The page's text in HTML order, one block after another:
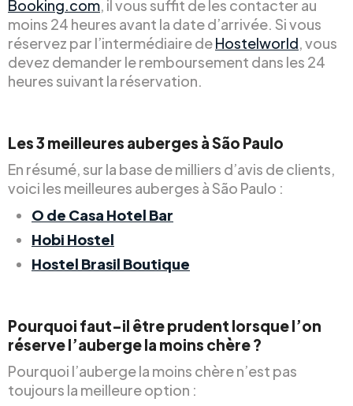
Booking.com , il vous suffit de les contacter au
moins 24 heures avant la date d’arrivée. Si vous
réservez par l’intermédiaire deHostelworld , vous
devez demander le remboursement dans les 24
heures suivant la réservation.
Les 3 meilleures auberges à São Paulo
En résumé, sur la base de milliers d’avis de clients,
voici les meilleures auberges à São Paulo :
O de Casa Hotel Bar
Hobi Hostel
Hostel Brasil Boutique
Pourquoi faut-il être prudent lorsque l’on
réserve l’auberge la moins chère ?
Pourquoi l’auberge la moins chère n’est pas
toujours la meilleure option :